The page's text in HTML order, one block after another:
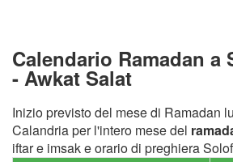
Calendario Ramadan a
- Awkat Salat
Inizio previsto del mese di Ramadan
Calandria per l'intero mese del
iftar e imsak e orario di preghiera